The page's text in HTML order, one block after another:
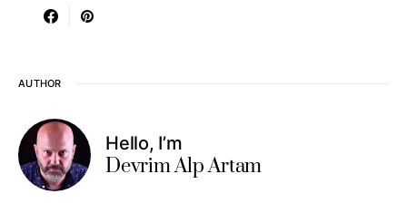
AUTHOR
Hello, I’m
Devrim Alp Artam